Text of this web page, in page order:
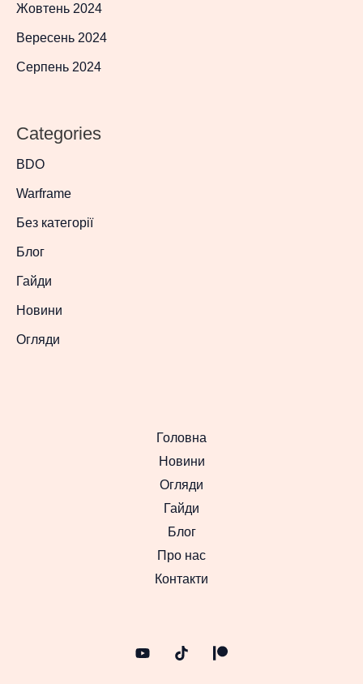
Жовтень 2024
Вересень 2024
Серпень 2024
Categories
BDO
Warframe
Без категорії
Блог
Гайди
Новини
Огляди
Головна
Новини
Огляди
Гайди
Блог
Про нас
Контакти